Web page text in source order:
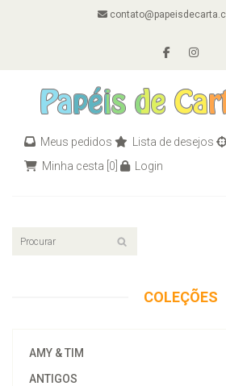
Meus pedidos Lista de desejos
Minha cesta [0] Login
COLEÇÕES
AMY & TIM
ANTIGOS